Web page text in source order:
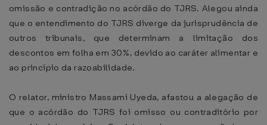
omissão e contradição no acórdão do TJRS. Alegou ainda
que o entendimento do TJRS diverge da jurisprudência de
outros tribunais, que determinam a limitação dos
descontos em folha em 30%, devido ao caráter alimentar e
ao princípio da razoabilidade.
O relator, ministro Massami Uyeda, afastou a alegação de
que o acórdão do TJRS foi omisso ou contraditório por